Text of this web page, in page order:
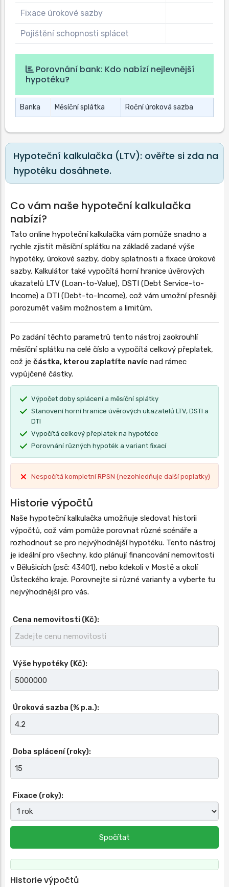
Fixace úrokové sazby
Pojištění schopnosti splácet
Porovnání bank: Kdo nabízí nejlevnější
hypotéku?
Banka Měsíční splátka Roční úroková sazba
Hypoteční kalkulačka (LTV): ověřte si zda na
hypotéku dosáhnete.
Co vám naše hypoteční kalkulačka
nabízí?
Tato online hypoteční kalkulačka vám pomůže snadno a
rychle zjistit měsíční splátku na základě zadané výše
hypotéky, úrokové sazby, doby splatnosti a fixace úrokové
sazby. Kalkulátor také vypočítá horní hranice úvěrových
ukazatelů LTV (Loan-to-Value), DSTI (Debt Service-to-
Income) a DTI (Debt-to-Income), což vám umožní přesněji
porozumět vašim možnostem a limitům.
Po zadání těchto parametrů tento nástroj zaokrouhlí
měsíční splátku na celé číslo a vypočítá celkový přeplatek,
což je částka, kterou zaplatíte navíc nad rámec
vypůjčené částky.
Výpočet doby splácení a měsíční splátky
Stanovení horní hranice úvěrových ukazatelů LTV, DSTI a
DTI
Vypočítá celkový přeplatek na hypotéce
Porovnání různých hypoték a variant fixací
Nespočítá kompletní RPSN (nezohledňuje další poplatky)
Historie výpočtů
Naše hypoteční kalkulačka umožňuje sledovat historii
výpočtů, což vám pomůže porovnat různé scénáře a
rozhodnout se pro nejvýhodnější hypotéku. Tento nástroj
je ideální pro všechny, kdo plánují financování nemovitosti
v Bělušicích (psč: 43401), nebo kdekoli v Mostě a okolí
Ústeckého kraje. Porovnejte si různé varianty a vyberte tu
nejvýhodnější pro vás.
Cena nemovitosti (Kč):
Výše hypotéky (Kč):
Úroková sazba (% p.a.):
Doba splácení (roky):
Fixace (roky):
Spočítat
Historie výpočtů